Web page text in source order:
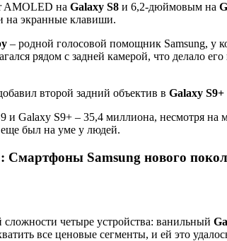
AMOLED на Galaxy S8 и 6,2-дюймовым на
на экранные клавиши.
– родной голосовой помощник Samsung, у
рядом с задней камерой, что делало
второй задний объектив в Galaxy S9+
Galaxy S9+ – 35,4 миллиона, несмотря
был на уме у людей.
Смартфоны Samsung нового
четыре устройства: ванильный
все ценовые сегменты, и ей это